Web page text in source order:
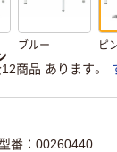
ブルー ピ
12商品 あります。
番：00260440